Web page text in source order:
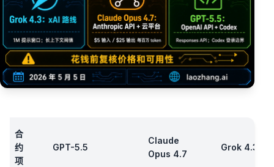
合
约
项
GPT-5.5
Claude
Opus 4.7
Grok 4.3